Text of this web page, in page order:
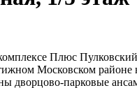
Плюс
Московском
дворцово-парковые